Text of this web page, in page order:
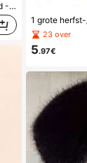
1 Stuk Grofgebreide Dameshoed - Handwasbaar Lichtgewicht Dubbele Vergrendeling Hoed met Kwastje voor Nieuwjaarsgelegenheden, Modieus Warm Winter Oorbeschermers
23 over
5.97€